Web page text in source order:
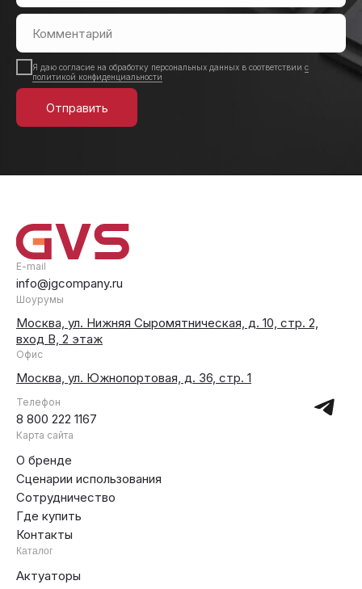
Я даю согласие на обработку персональных данных в соответствии с
политикой конфиденциальности
Отправить
E-mail
info@jgcompany.ru
Шоурумы
Москва, ул. Нижняя Сыромятническая, д. 10, стр. 2,
вход В, 2 этаж
Офис
Москва, ул. Южнопортовая, д. 36, стр. 1
Телефон
8 800 222 1167
Карта сайта
О бренде
Сценарии использования
Сотрудничество
Где купить
Контакты
Каталог
Актуаторы